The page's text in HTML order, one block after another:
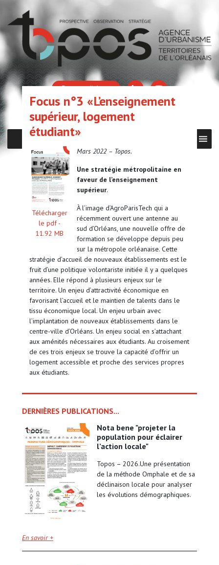
Espace adhérent
Focus n°3 «L’enseignement
supérieur, logement
étudiant»
Télécharger
le pdf -
11.92 MB
Mars 2022 – Topos.
Une stratégie métropolitaine en
faveur de l’enseignement
supérieur.
À l’image d’AgroParisTech qui a
récemment ouvert une antenne au
sud d’Orléans, une nouvelle offre de
formation se développe depuis peu
sur la métropole orléanaise. Cette
stratégie d’accueil de nouveaux établissements est le
fruit d’une politique volontariste initiée il y a quelques
années. Elle répond à plusieurs enjeux sur le
territoire. Un enjeu d’attractivité économique en
favorisant l’accueil et le maintien de talents dans le
tissu économique local. Un enjeu urbain avec
l’implantation de nouveaux établissements dans le
centre-ville d’Orléans. Un enjeu social en s’attachant
aux aménités nécessaires aux étudiants. Au croisement
de ces trois enjeux se trouve la capacité d’offrir un
logement accessible et proche des services propres
aux étudiants.
DERNIÈRES PUBLICATIONS...
nota bene "projeter la
population pour éclairer
l’action locale"
Topos – 2026.Une présentation
de la méthode Omphale et de sa
déclinaison locale pour analyser
les évolutions démographiques.
En savoir +